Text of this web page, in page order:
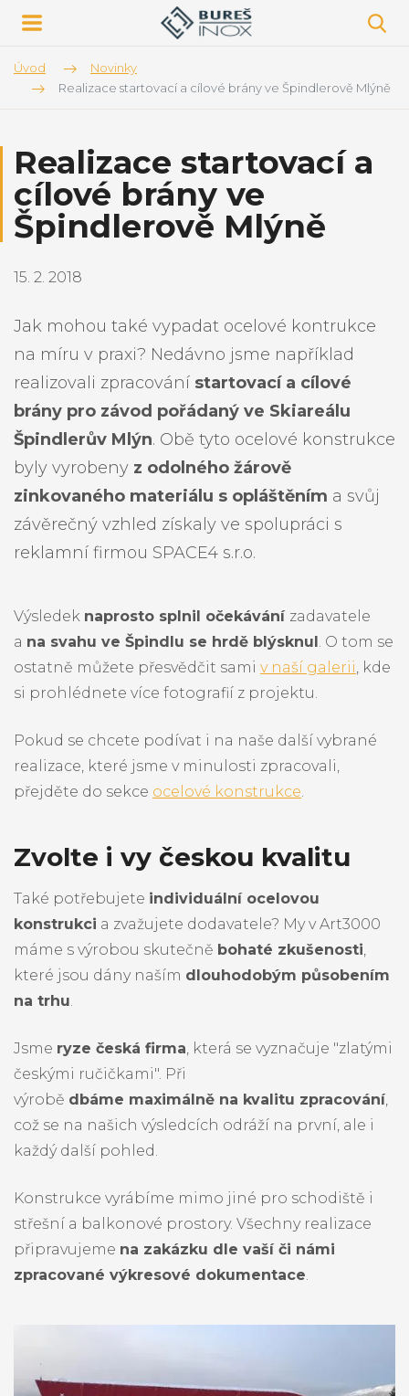
Úvod
Novinky
Realizace startovací a cílové brány ve Špindlerově Mlýně
Realizace startovací a
cílové brány ve
Špindlerově Mlýně
15. 2. 2018
Jak mohou také vypadat ocelové kontrukce
na míru v praxi? Nedávno jsme například
realizovali zpracování startovací a cílové
brány pro závod pořádaný ve Skiareálu
Špindlerův Mlýn. Obě tyto ocelové konstrukce
byly vyrobeny z odolného žárově
zinkovaného materiálu s opláštěním a svůj
závěrečný vzhled získaly ve spolupráci s
reklamní firmou SPACE4 s.r.o.
Výsledek naprosto splnil očekávání zadavatele
a na svahu ve Špindlu se hrdě blýsknul. O tom se
ostatně můžete přesvědčit sami v naší galerii, kde
si prohlédnete více fotografií z projektu.
Pokud se chcete podívat i na naše další vybrané
realizace, které jsme v minulosti zpracovali,
přejděte do sekce ocelové konstrukce.
Zvolte i vy českou kvalitu
Také potřebujete individuální ocelovou
konstrukci a zvažujete dodavatele? My v Art3000
máme s výrobou skutečně bohaté zkušenosti,
které jsou dány naším dlouhodobým působením
na trhu.
Jsme ryze česká firma, která se vyznačuje "zlatými
českými ručičkami". Při
výrobě dbáme maximálně na kvalitu zpracování,
což se na našich výsledcích odráží na první, ale i
každý další pohled.
Konstrukce vyrábíme mimo jiné pro schodiště i
střešní a balkonové prostory. Všechny realizace
připravujeme na zakázku dle vaší či námi
zpracované výkresové dokumentace.